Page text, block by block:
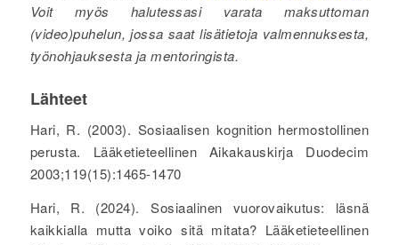
Voit myös halutessasi varata maksuttoman
(video)puhelun, jossa saat lisätietoja valmennuksesta,
työnohjauksesta ja mentoringista.
Lähteet
Hari, R. (2003). Sosiaalisen kognition hermostollinen
perusta. Lääketieteellinen Aikakauskirja Duodecim
2003;119(15):1465-1470
Hari, R. (2024). Sosiaalinen vuorovaikutus: läsnä
kaikkialla mutta voiko sitä mitata? Lääketieteellinen